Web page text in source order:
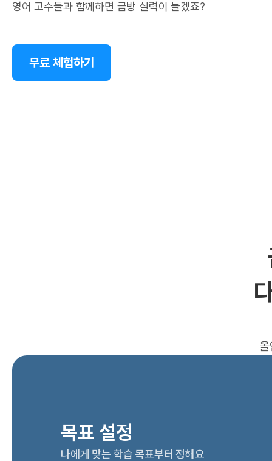
영어 고수들과 함께하면 금방 실력이 늘겠죠?
무료 체험하기
목표 설정
나에게 맞는 학습 목표부터 정해요